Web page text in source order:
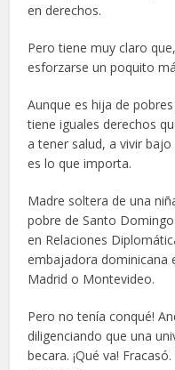
en derechos.
Pero tiene muy claro
esforzarse un poquito
Aunque es hija de
tiene iguales derechos
a tener salud, a vivir
es lo que importa.
Madre soltera de una
pobre de Santo
en Relaciones
embajadora dominicana
Madrid o Montevideo.
Pero no tenía conqué!
diligenciando que una
becara. ¡Qué va!